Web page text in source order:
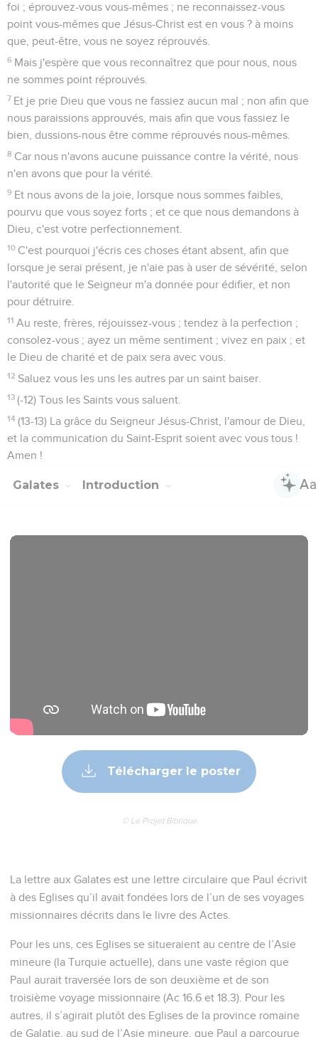
foi ; éprouvez-vous vous-mêmes ; ne reconnaissez-vous
point vous-mêmes que Jésus-Christ est en vous ? à moins
que, peut-être, vous ne soyez réprouvés.
6 Mais j'espère que vous reconnaîtrez que pour nous, nous
ne sommes point réprouvés.
7 Et je prie Dieu que vous ne fassiez aucun mal ; non afin que
nous paraissions approuvés, mais afin que vous fassiez le
bien, dussions-nous être comme réprouvés nous-mêmes.
8 Car nous n'avons aucune puissance contre la vérité, nous
n'en avons que pour la vérité.
9 Et nous avons de la joie, lorsque nous sommes faibles,
pourvu que vous soyez forts ; et ce que nous demandons à
Dieu, c'est votre perfectionnement.
10 C'est pourquoi j'écris ces choses étant absent, afin que
lorsque je serai présent, je n'aie pas à user de sévérité, selon
l'autorité que le Seigneur m'a donnée pour édifier, et non
pour détruire.
11 Au reste, frères, réjouissez-vous ; tendez à la perfection ;
consolez-vous ; ayez un même sentiment ; vivez en paix ; et
le Dieu de charité et de paix sera avec vous.
12 Saluez vous les uns les autres par un saint baiser.
13 (-12) Tous les Saints vous saluent.
14 (13-13) La grâce du Seigneur Jésus-Christ, l'amour de Dieu,
et la communication du Saint-Esprit soient avec vous tous !
Amen !
Galates Introduction
Télécharger le poster
© Le Projet Biblique
La lettre aux Galates est une lettre circulaire que Paul écrivit
à des Eglises qu’il avait fondées lors de l’un de ses voyages
missionnaires décrits dans le livre des Actes.
Pour les uns, ces Eglises se situeraient au centre de l’Asie
mineure (la Turquie actuelle), dans une vaste région que
Paul aurait traversée lors de son deuxième et de son
troisième voyage missionnaire (Ac 16.6 et 18.3). Pour les
autres, il s’agirait plutôt des Eglises de la province romaine
de Galatie, au sud de l’Asie mineure, que Paul a parcourue